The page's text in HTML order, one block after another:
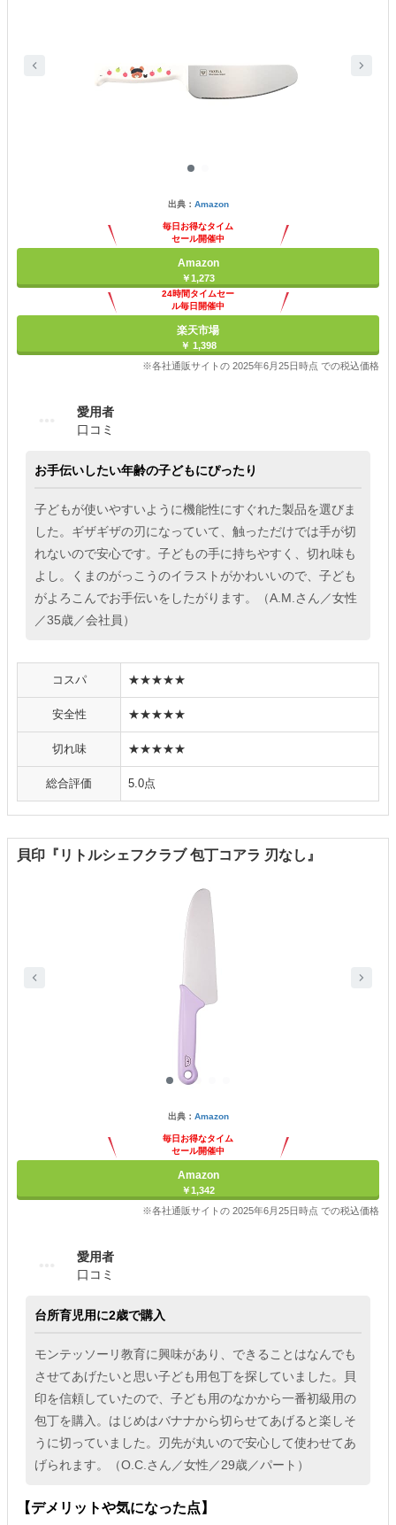
出典： Amazon
毎日お得なタイム
セール開催中
Amazon
￥1,273
24時間タイムセー
ル毎日開催中
楽天市場
￥ 1,398
※各社通販サイトの 2025年6月25日時点 での税込価格
愛用者
口コミ
お手伝いしたい年齢の子どもにぴったり
子どもが使いやすいように機能性にすぐれた製品を選びま
した。ギザギザの刃になっていて、触っただけでは手が切
れないので安心です。子どもの手に持ちやすく、切れ味も
よし。くまのがっこうのイラストがかわいいので、子ども
がよろこんでお手伝いをしたがります。（A.M.さん／女性
／35歳／会社員）
コスパ ★★★★★
安全性 ★★★★★
切れ味 ★★★★★
総合評価 5.0点
貝印『リトルシェフクラブ 包丁コアラ 刃なし』
出典： Amazon
毎日お得なタイム
セール開催中
Amazon
￥1,342
※各社通販サイトの 2025年6月25日時点 での税込価格
愛用者
口コミ
台所育児用に2歳で購入
モンテッソーリ教育に興味があり、できることはなんでも
させてあげたいと思い子ども用包丁を探していました。貝
印を信頼していたので、子ども用のなかから一番初級用の
包丁を購入。はじめはバナナから切らせてあげると楽しそ
うに切っていました。刃先が丸いので安心して使わせてあ
げられます。（O.C.さん／女性／29歳／パート）
【デメリットや気になった点】